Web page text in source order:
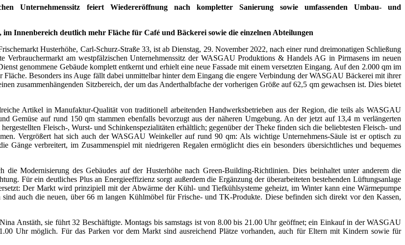
Unternehmenssitz feiert Wiedereröffnung nach kompletter Sanierung sowie umfassenden Umbau- und
Innenbereich deutlich mehr Fläche für Café und Bäckerei sowie die einzelnen Abteilungen
Husterhöhe, Carl-Schurz-Straße 33, ist ab Dienstag, 29. November 2022, nach einer rund dreimonatigen Schließung
am westpfälzischen Unternehmenssitz der WASGAU Produktions & Handels AG in Pirmasens im neuen
genommene Gebäude komplett entkernt und erhielt eine neue Fassade mit einem versetzten Eingang. Auf den 2.000 qm im
Besonders ins Auge fällt dabei unmittelbar hinter dem Eingang die engere Verbindung der WASGAU Bäckerei mit ihrer
zusammenhängenden Sitzbereich, der um das Anderthalbfache der vorherigen Größe auf 62,5 qm gewachsen ist. Dies bietet
Artikel in Manufaktur-Qualität von traditionell arbeitenden Handwerksbetrieben aus der Region, die teils als WASGAU
Gemüse auf rund 150 qm stammen ebenfalls bevorzugt aus der näheren Umgebung. An der jetzt auf 13,4 m verlängerten
Fleisch-, Wurst- und Schinkenspezialitäten erhältlich; gegenüber der Theke finden sich die beliebtesten Fleisch- und
Vergrößert hat sich auch der WASGAU Weinkeller auf rund 90 qm: Als wichtige Unternehmens-Säule ist er optisch zu
Gänge verbreitert, im Zusammenspiel mit niedrigeren Regalen ermöglicht dies ein besonders übersichtliches und bequemes
Modernisierung des Gebäudes auf der Husterhöhe nach Green-Building-Richtlinien. Dies beinhaltet unter anderem die
Für ein deutliches Plus an Energieeffizienz sorgt außerdem die Ergänzung der überarbeiteten bestehenden Lüftungsanlage
Der Markt wird prinzipiell mit der Abwärme der Kühl- und Tiefkühlsysteme geheizt, im Winter kann eine Wärmepumpe
sind auch die neuen, über 66 m langen Kühlmöbel für Frische- und TK-Produkte. Diese befinden sich direkt vor den Kassen,
Anstäth, sie führt 32 Beschäftigte. Montags bis samstags ist von 8.00 bis 21.00 Uhr geöffnet; ein Einkauf in der WASGAU
Uhr möglich. Für das Parken vor dem Markt sind ausreichend Plätze vorhanden, auch für Eltern mit Kindern sowie für